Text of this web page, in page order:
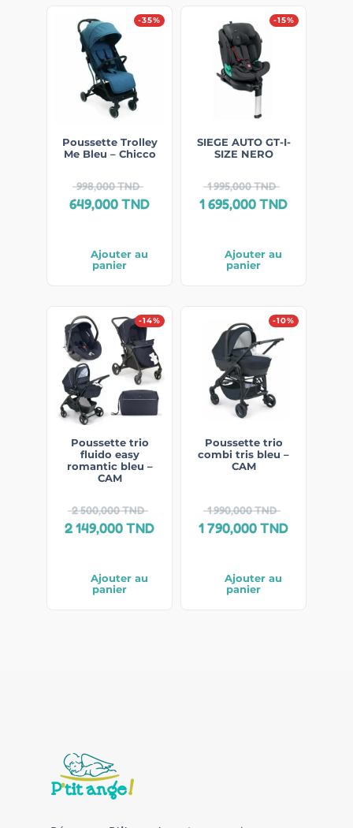
-35%
Poussette Trolley
Me Bleu – Chicco
998,000TND
649,000TND
Ajouter au
panier
-15%
SIEGE AUTO GT-I-
SIZE NERO
1 995,000TND
1 695,000TND
Ajouter au
panier
-14%
Poussette trio
fluido easy
romantic bleu –
CAM
2 500,000TND
2 149,000TND
Ajouter au
panier
-10%
Poussette trio
combi tris bleu –
CAM
1 990,000TND
1 790,000TND
Ajouter au
panier